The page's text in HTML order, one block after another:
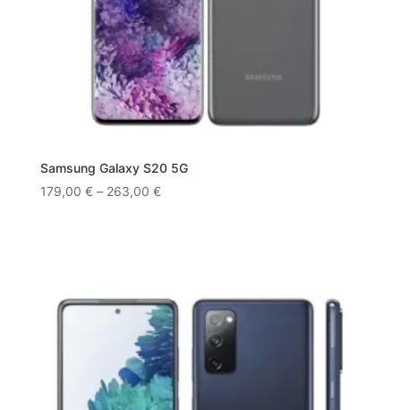
Samsung Galaxy S20 5G
179,00 €– 263,00 €